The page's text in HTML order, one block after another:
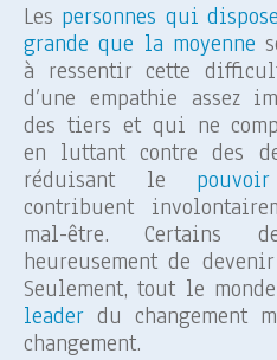
Les personnes qui
grande que la moyenne
à ressentir cette
d’une empathie assez
des tiers et qui ne
en luttant contre des
réduisant le
contribuent
mal-être. Certains
heureusement de devenir
Seulement, tout le monde
leader du changement
changement.